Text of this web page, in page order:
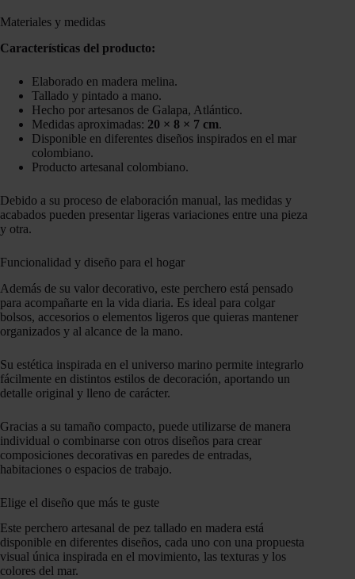
Materiales y medidas
Características del producto:
Elaborado en madera melina.
Tallado y pintado a mano.
Hecho por artesanos de Galapa, Atlántico.
Medidas aproximadas: 20 × 8 × 7 cm.
Disponible en diferentes diseños inspirados en el mar
colombiano.
Producto artesanal colombiano.
Debido a su proceso de elaboración manual, las medidas y
acabados pueden presentar ligeras variaciones entre una pieza
y otra.
Funcionalidad y diseño para el hogar
Además de su valor decorativo, este perchero está pensado
para acompañarte en la vida diaria. Es ideal para colgar
bolsos, accesorios o elementos ligeros que quieras mantener
organizados y al alcance de la mano.
Su estética inspirada en el universo marino permite integrarlo
fácilmente en distintos estilos de decoración, aportando un
detalle original y lleno de carácter.
Gracias a su tamaño compacto, puede utilizarse de manera
individual o combinarse con otros diseños para crear
composiciones decorativas en paredes de entradas,
habitaciones o espacios de trabajo.
Elige el diseño que más te guste
Este perchero artesanal de pez tallado en madera está
disponible en diferentes diseños, cada uno con una propuesta
visual única inspirada en el movimiento, las texturas y los
colores del mar.